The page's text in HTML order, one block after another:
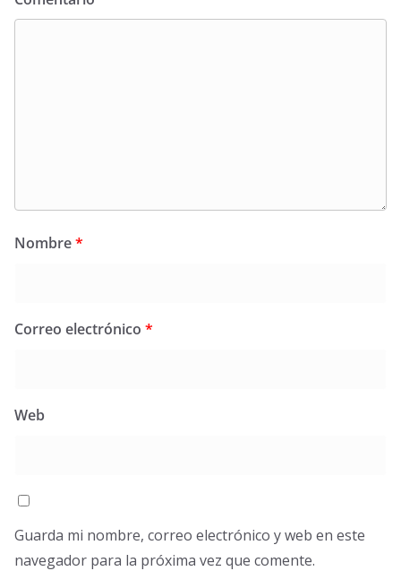
Nombre*
Correo electrónico *
Web
Guarda mi nombre, correo electrónico y web en este
navegador para la próxima vez que comente.